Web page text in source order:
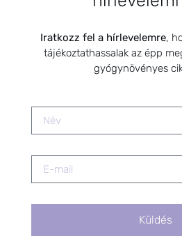
Kérlek a feliratkozáshoz fogadd
az alábbi nyilatkozatot:
Hozzájárulok, hogy az
hírleveleket küldjön nekem.
A hírlevélről bármikor
leiratkozhatsz a levél alján
linkre kattintva.
Iratkozz fel a hírlevelemre,
tájékoztathassalak az épp
gyógynövényes
Küldés